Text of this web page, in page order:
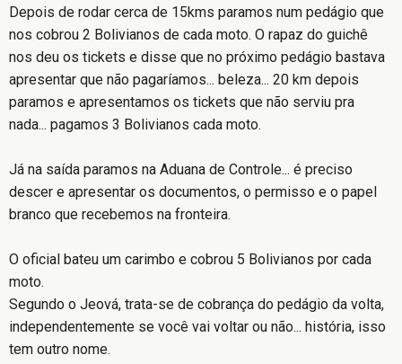
Depois de rodar cerca de 15kms paramos num pedágio que
nos cobrou 2 Bolivianos de cada moto. O rapaz do guichê
nos deu os tickets e disse que no próximo pedágio bastava
apresentar que não pagaríamos... beleza... 20 km depois
paramos e apresentamos os tickets que não serviu pra
nada... pagamos 3 Bolivianos cada moto.
Já na saída paramos na Aduana de Controle... é preciso
descer e apresentar os documentos, o permisso e o papel
branco que recebemos na fronteira.
O oficial bateu um carimbo e cobrou 5 Bolivianos por cada
moto.
Segundo o Jeová, trata-se de cobrança do pedágio da volta,
independentemente se você vai voltar ou não... história, isso
tem outro nome.